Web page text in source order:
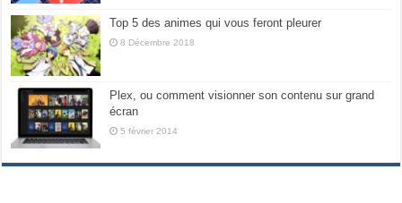
Top 5 des animes qui vous feront pleurer
8 Décembre 2018
Plex, ou comment visionner son contenu sur grand
écran
5 février 2014